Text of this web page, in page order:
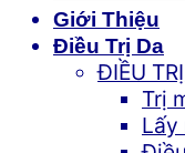
Giới Thiệu
Điều Trị Da
ĐIỀU
Trị
Lấy